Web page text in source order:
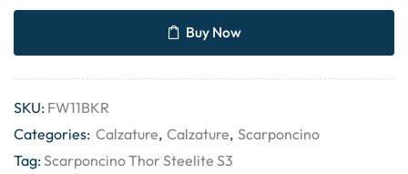
Buy Now
SKU: FW11BKR
Categories: Calzature, Calzature, Scarponcino
Tag:Scarponcino Thor Steelite S3